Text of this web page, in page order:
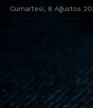
Cumartesi, 8 Ağustos